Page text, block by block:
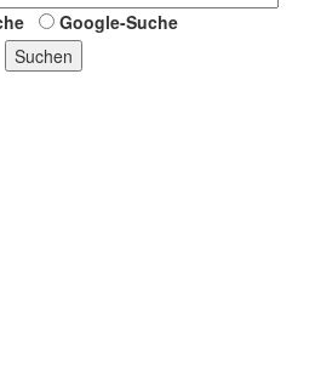
Google-Suche
Suchen